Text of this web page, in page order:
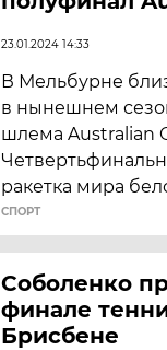
23.01.2024 14:33
В Мельбурне
в нынешнем
шлема Australian
ракетка мира
СПОРТ
Соболенко
финале
Брисбене